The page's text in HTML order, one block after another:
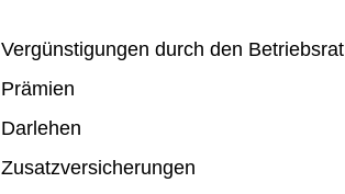
Vergünstigungen durch den Betriebsrat
Prämien
Darlehen
Zusatzversicherungen